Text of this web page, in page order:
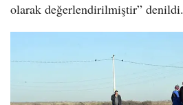
olarak değerlendirilmiştir” denildi.